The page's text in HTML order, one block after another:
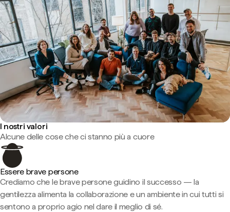
I nostri valori
Alcune delle cose che ci stanno più a cuore
Essere brave persone
Crediamo che le brave persone guidino il successo — la
gentilezza alimenta la collaborazione e un ambiente in cui tutti si
sentono a proprio agio nel dare il meglio di sé.